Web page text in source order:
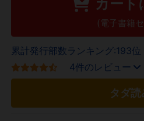
カート
(電子書籍
累計発行部数ランキング:193位
4件のレビュー
タダ読